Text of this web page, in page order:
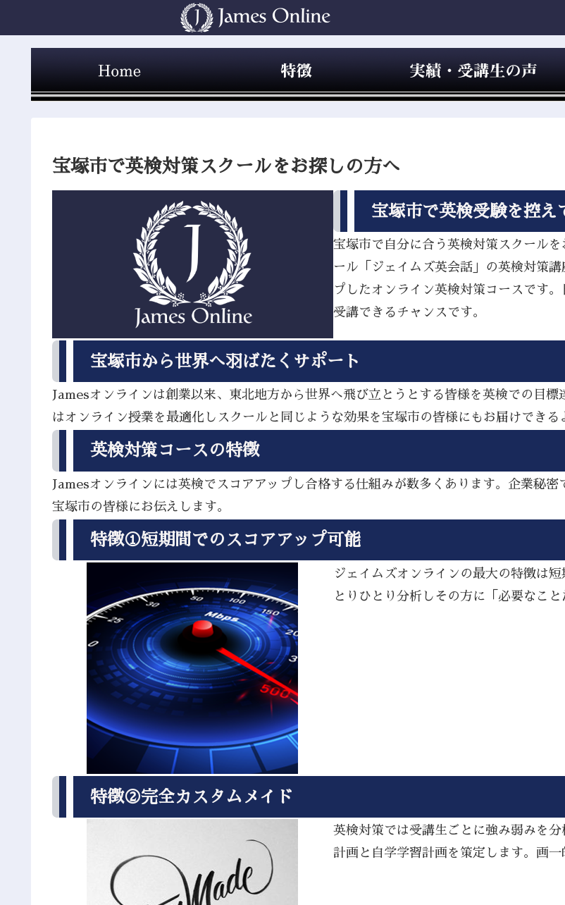
宝塚市で英検対策スクールをお探しの方へ
宝塚市で英検受験を控え
宝塚市で自分に合う英検対策スクール
ール「ジェイムズ英会話」の英検対策
プしたオンライン英検対策コースです
受講できるチャンスです。
宝塚市から世界へ羽ばたくサポート
Jamesオンラインは創業以来、東北地方から世界へ飛び立とうとする皆様を英検での目
はオンライン授業を最適化しスクールと同じような効果を宝塚市の皆様にもお届けできる
英検対策コースの特徴
Jamesオンラインには英検でスコアアップし合格する仕組みが数多くあります。企業秘
宝塚市の皆様にお伝えします。
特徴①短期間でのスコアアップ可能
ジェイムズオンラインの最大の特徴は
とりひとり分析しその方に「必要なこ
特徴②完全カスタムメイド
英検対策では受講生ごとに強み弱みを
計画と自学学習計画を策定します。画